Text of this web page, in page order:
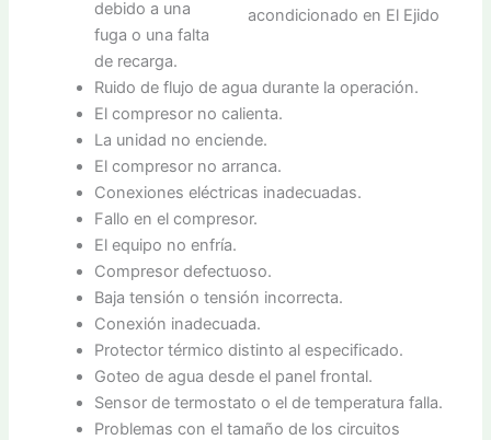
debido a una
fuga o una falta
de recarga.
Ruido de flujo de agua durante la operación.
El compresor no calienta.
La unidad no enciende.
El compresor no arranca.
Conexiones eléctricas inadecuadas.
Fallo en el compresor.
El equipo no enfría.
Compresor defectuoso.
Baja tensión o tensión incorrecta.
Conexión inadecuada.
Protector térmico distinto al especificado.
Goteo de agua desde el panel frontal.
Sensor de termostato o el de temperatura falla.
Problemas con el tamaño de los circuitos